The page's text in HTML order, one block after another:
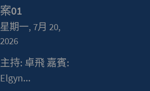
案01
星期一, 7月 20,
2026
主持: 卓飛 嘉賓:
Elgyn...